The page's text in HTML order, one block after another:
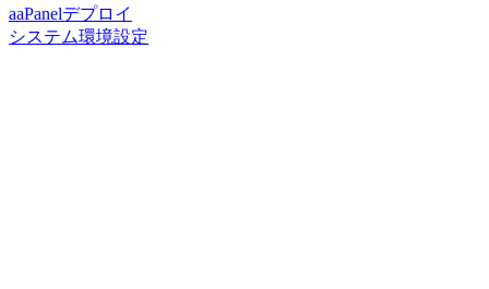
aaPanelデプロイ
システム環境設定